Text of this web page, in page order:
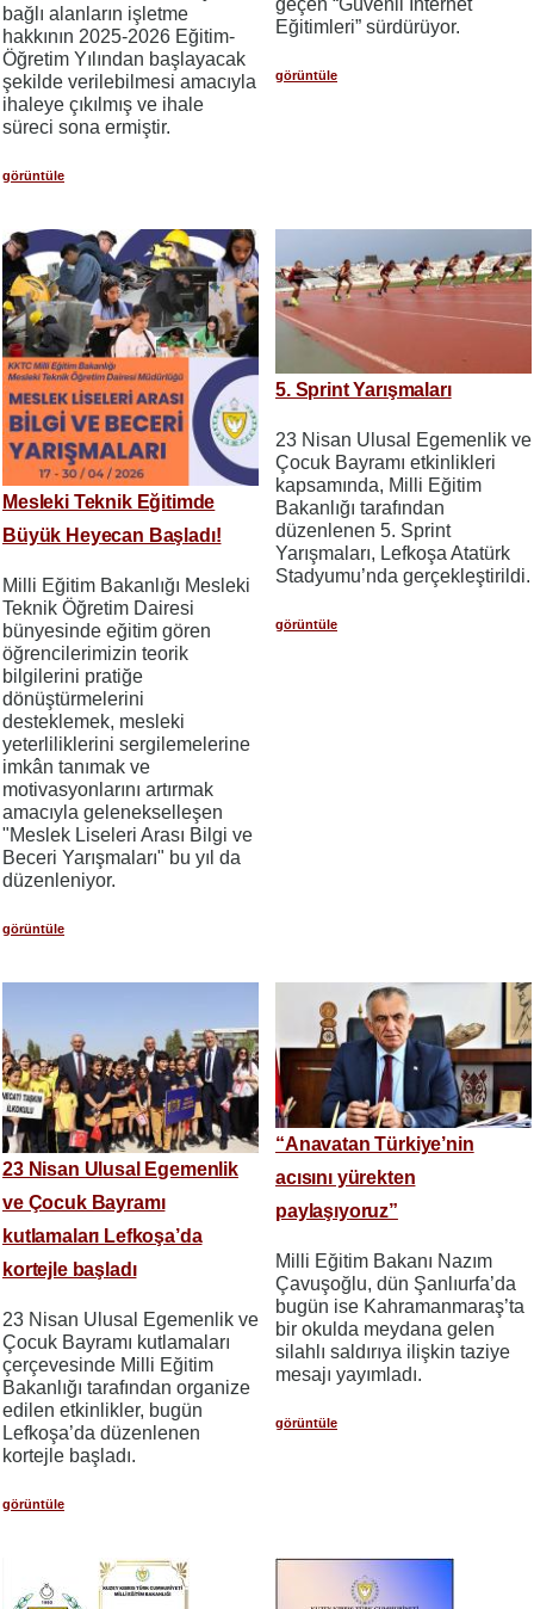
bağlı alanların işletme
hakkının 2025-2026 Eğitim-
Öğretim Yılından başlayacak
şekilde verilebilmesi amacıyla
ihaleye çıkılmış ve ihale
süreci sona ermiştir.
görüntüle
Eğitimleri” sürdürüyor.
görüntüle
Mesleki Teknik Eğitimde
Büyük Heyecan Başladı!
Milli Eğitim Bakanlığı Mesleki
Teknik Öğretim Dairesi
bünyesinde eğitim gören
öğrencilerimizin teorik
bilgilerini pratiğe
dönüştürmelerini
desteklemek, mesleki
yeterliliklerini sergilemelerine
imkân tanımak ve
motivasyonlarını artırmak
amacıyla gelenekselleşen
"Meslek Liseleri Arası Bilgi ve
Beceri Yarışmaları" bu yıl da
düzenleniyor.
görüntüle
5. Sprint Yarışmaları
23 Nisan Ulusal Egemenlik ve
Çocuk Bayramı etkinlikleri
kapsamında, Milli Eğitim
Bakanlığı tarafından
düzenlenen 5. Sprint
Yarışmaları, Lefkoşa Atatürk
Stadyumu’nda gerçekleştirildi.
görüntüle
23 Nisan Ulusal Egemenlik
ve Çocuk Bayramı
kutlamaları Lefkoşa’da
kortejle başladı
23 Nisan Ulusal Egemenlik ve
Çocuk Bayramı kutlamaları
çerçevesinde Milli Eğitim
Bakanlığı tarafından organize
edilen etkinlikler, bugün
Lefkoşa’da düzenlenen
kortejle başladı.
görüntüle
“Anavatan Türkiye’nin
acısını yürekten
paylaşıyoruz”
Milli Eğitim Bakanı Nazım
Çavuşoğlu, dün Şanlıurfa’da
bugün ise Kahramanmaraş’ta
bir okulda meydana gelen
silahlı saldırıya ilişkin taziye
mesajı yayımladı.
görüntüle